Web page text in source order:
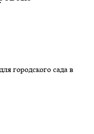
городского сада в